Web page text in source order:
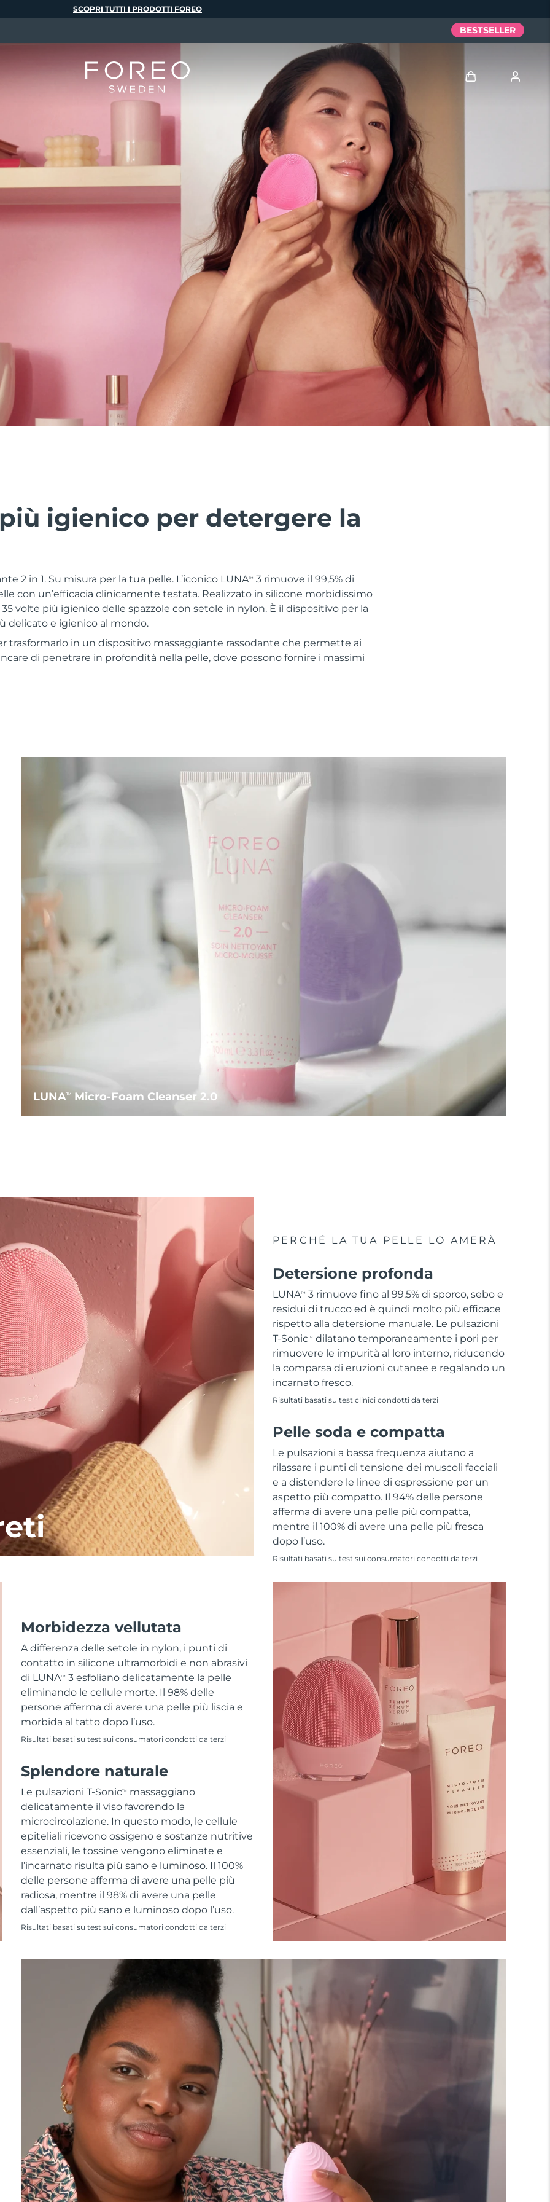
igienico per detergere la
2 in 1. Su misura per la tua pelle. L’iconico LUNATM
3 rimuove il 99,5% di
con un’efficacia clinicamente testata. Realizzato in silicone morbidissimo
volte più igienico delle spazzole con setole in nylon. È il dispositivo per la
delicato e igienico al mondo.
trasformarlo in un dispositivo massaggiante rassodante che permette ai
di penetrare in profondità nella pelle, dove possono fornire i massimi
LUNATMMicro-Foam Cleanser 2.0
PERCHÉ LA TUA PELLE LO AMERÀ
Detersione profonda
LUNATM
3 rimuove fino al 99,5% di sporco, sebo e
residui di trucco ed è quindi molto più efficace
rispetto alla detersione manuale. Le pulsazioni
T-SonicTM
dilatano temporaneamente i pori per
rimuovere le impurità al loro interno, riducendo
la comparsa di eruzioni cutanee e regalando un
incarnato fresco.
Risultati basati su test clinici condotti da terzi
Pelle soda e compatta
Le pulsazioni a bassa frequenza aiutano a
rilassare i punti di tensione dei muscoli facciali
e a distendere le linee di espressione per un
aspetto più compatto. Il 94% delle persone
afferma di avere una pelle più compatta,
mentre il 100% di avere una pelle più fresca
dopo l’uso.
Risultati basati su test sui consumatori condotti da terzi
Morbidezza vellutata
A differenza delle setole in nylon, i punti di
contatto in silicone ultramorbidi e non abrasivi
di LUNATM
3 esfoliano delicatamente la pelle
eliminando le cellule morte. Il 98% delle
persone afferma di avere una pelle più liscia e
morbida al tatto dopo l’uso.
Risultati basati su test sui consumatori condotti da terzi
Splendore naturale
Le pulsazioni T-SonicTM
massaggiano
delicatamente il viso favorendo la
microcircolazione. In questo modo, le cellule
epiteliali ricevono ossigeno e sostanze nutritive
essenziali, le tossine vengono eliminate e
l’incarnato risulta più sano e luminoso. Il 100%
delle persone afferma di avere una pelle più
radiosa, mentre il 98% di avere una pelle
dall’aspetto più sano e luminoso dopo l’uso.
Risultati basati su test sui consumatori condotti da terzi
SCOPRI TUTTI I PRODOTTI FOREO
BESTSELLER
I miei ordini
I miei indirizzi
I miei abbonamenti